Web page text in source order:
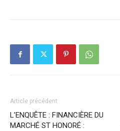
Article précédent
L’ENQUÊTE : FINANCIÈRE DU
MARCHÉ ST HONORÉ :